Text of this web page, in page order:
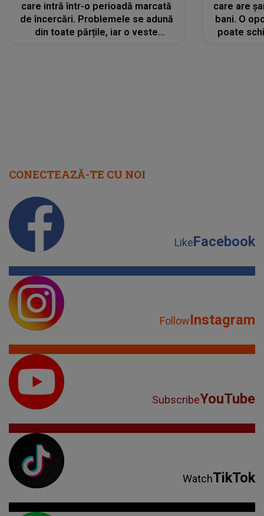
care intră într-o perioadă marcată
de încercări. Problemele se adună
din toate părțile, iar o veste
care are
bani. O
poate
CONECTEAZĂ-TE CU NOI
LikeFacebook
FollowInstagram
SubscribeYouTube
WatchTikTok